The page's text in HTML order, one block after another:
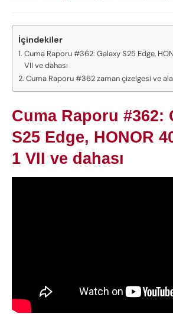
İçindekiler
Cuma Raporu #362: Galaxy S25 Edge,
VII ve dahası
Cuma Raporu #362 zaman çizelgesi ve
Cuma Raporu #362:
S25 Edge, HONOR
1 VII ve dahası